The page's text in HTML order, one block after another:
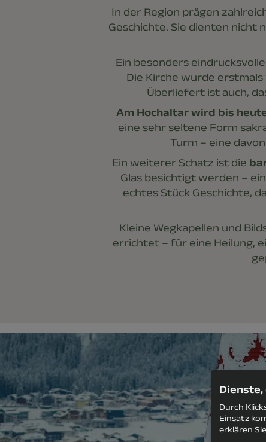
In der Region prägen
Geschichte. Sie dienten nicht
Ein besonders
Die Kirche wurde erstmals
Überliefert ist auch,
Am Hochaltar wird bis
eine sehr seltene Form
Turm – eine
Ein weiterer Schatz ist die
Glas besichtigt werden –
echtes Stück Geschichte,
Kleine Wegkapellen und
errichtet – für eine Heilung,
Durch
Einsatz
erklären